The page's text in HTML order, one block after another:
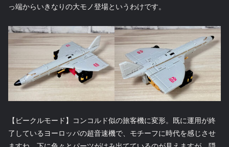
っ端からいきなりの大モノ登場というわけです。
【ビークルモード】コンコルド似の旅客機に変形。既に運用が終
了しているヨーロッパの超音速機で、モチーフに時代を感じさせ